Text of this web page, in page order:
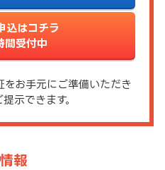
込はコチラ
間受付中
お手元にご準備いただき
示できます。
報